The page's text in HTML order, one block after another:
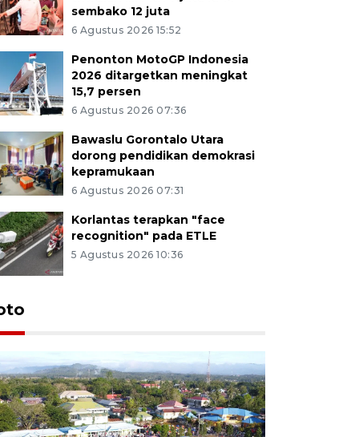
sembako 12 juta
6 Agustus 2026 15:52
Penonton MotoGP Indonesia
2026 ditargetkan meningkat
15,7 persen
6 Agustus 2026 07:36
Bawaslu Gorontalo Utara
dorong pendidikan demokrasi
kepramukaan
6 Agustus 2026 07:31
Korlantas terapkan "face
recognition" pada ETLE
5 Agustus 2026 10:36